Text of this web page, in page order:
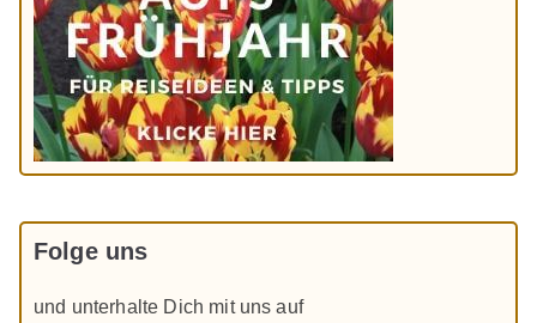
Folge uns
und unterhalte Dich mit uns auf